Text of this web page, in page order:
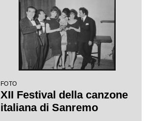
FOTO
XII Festival della canzone
italiana di Sanremo